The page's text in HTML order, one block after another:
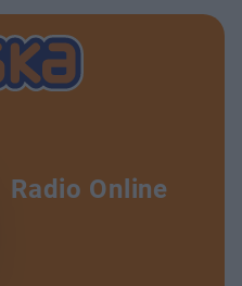
Radio Online